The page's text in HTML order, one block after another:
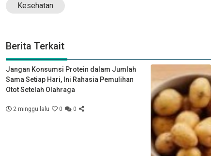
Kesehatan
Berita Terkait
Jangan Konsumsi Protein dalam Jumlah
Sama Setiap Hari, Ini Rahasia Pemulihan
Otot Setelah Olahraga
2 minggu lalu 0 0